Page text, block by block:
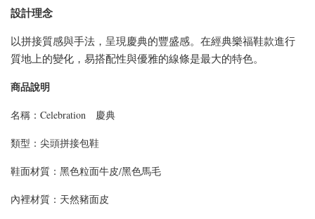
設計理念
以拼接質感與手法，呈現慶典的豐盛感。在經典樂福鞋款進行
質地上的變化，易搭配性與優雅的線條是最大的特色。
商品說明
名稱：Celebration 慶典
類型：尖頭拼接包鞋
鞋面材質：黑色粒面牛皮/黑色馬毛
內裡材質：天然豬面皮